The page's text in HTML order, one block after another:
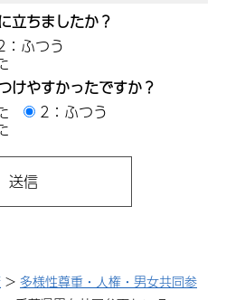
立ちましたか？
：ふつう
けやすかったですか？
2：ふつう
> 多様性尊重・人権・男女共同参